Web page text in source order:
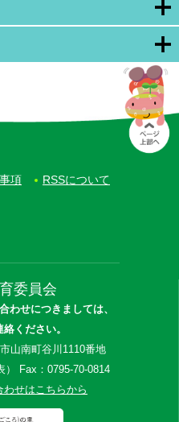
委員会
わせにつきましては、
ください。
山南町谷川1110番地
） Fax：0795-70-0814
わせはこちらから
項 RSSについて